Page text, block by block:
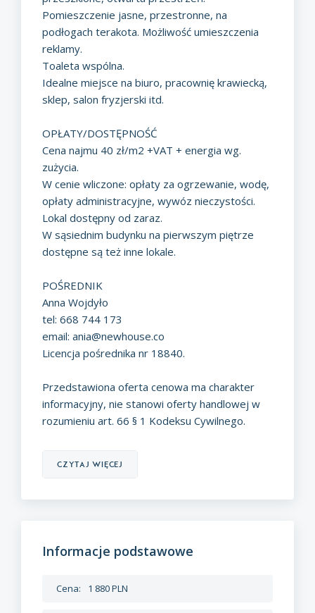
Pomieszczenie jasne, przestronne, na
podłogach terakota. Możliwość umieszczenia
reklamy.
Toaleta wspólna.
Idealne miejsce na biuro, pracownię krawiecką,
sklep, salon fryzjerski itd.
OPŁATY/DOSTĘPNOŚĆ
Cena najmu 40 zł/m2 +VAT + energia wg.
zużycia.
W cenie wliczone: opłaty za ogrzewanie, wodę,
opłaty administracyjne, wywóz nieczystości.
Lokal dostępny od zaraz.
W sąsiednim budynku na pierwszym piętrze
dostępne są też inne lokale.
POŚREDNIK
Anna Wojdyło
tel: 668 744 173
email: ania@newhouse.co
Licencja pośrednika nr 18840.
Przedstawiona oferta cenowa ma charakter
informacyjny, nie stanowi oferty handlowej w
rozumieniu art. 66 § 1 Kodeksu Cywilnego.
czytaj więcej
Informacje podstawowe
Cena: 1 880 PLN